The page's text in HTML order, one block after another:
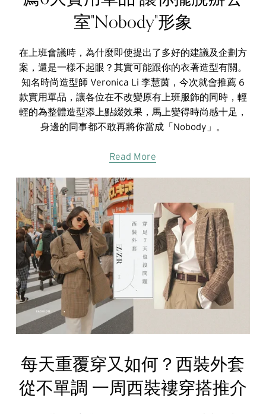
室"Nobody"形象
在上班會議時，為什麼即使提出了多好的建議及企劃方
案，還是一樣不起眼？其實可能跟你的衣著造型有關。
知名時尚造型師 Veronica Li 李慧茵，今次就會推薦 6
款實用單品，讓各位在不改變原有上班服飾的同時，輕
輕的為整體造型添上點綴效果，馬上變得時尚感十足，
身邊的同事都不敢再將你當成「Nobody」。
Read More
每天重覆穿又如何？西裝外套
從不單調 一周西裝褸穿搭推介